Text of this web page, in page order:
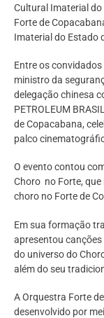
Cultural Imaterial do
Forte de
Imaterial do Estado
Entre os
ministro da
delegação chinesa
PETROLEUM
de Copacabana,
palco
O evento contou
Choro no Forte,
choro no Forte de
Em sua formação
apresentou
do universo do
além do seu
A Orquestra Forte
desenvolvido por